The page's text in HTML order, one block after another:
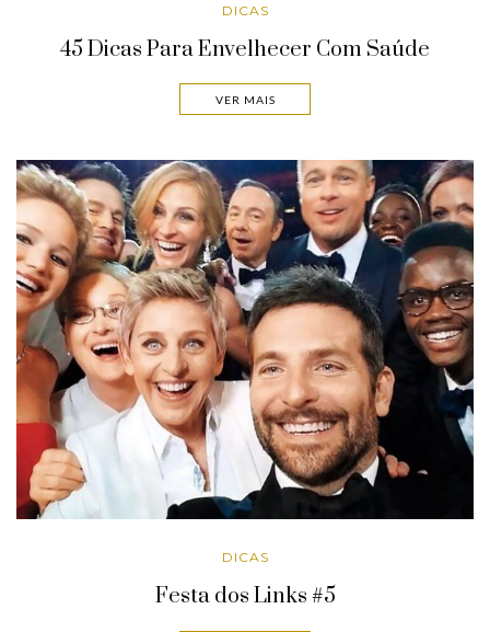
DICAS
45 Dicas Para Envelhecer Com Saúde
VER MAIS
DICAS
Festa dos Links #5